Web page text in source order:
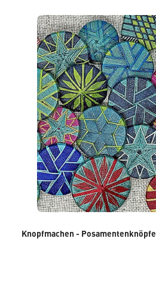
Knopfmachen - Posamentenknöpfe